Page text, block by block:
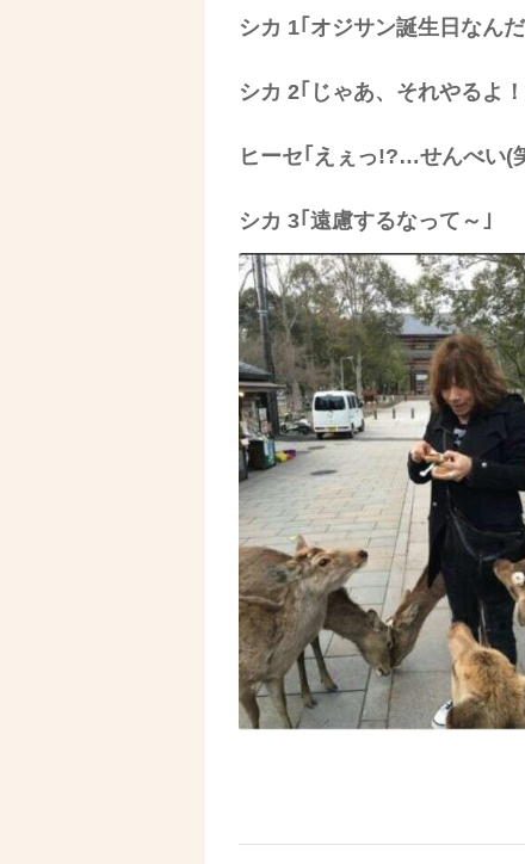
シカ 1｢オジサン誕生日なん
シカ 2｢じゃあ、それやるよ
ヒーセ｢えぇっ!?…せんべい(
シカ 3｢遠慮するなって～｣